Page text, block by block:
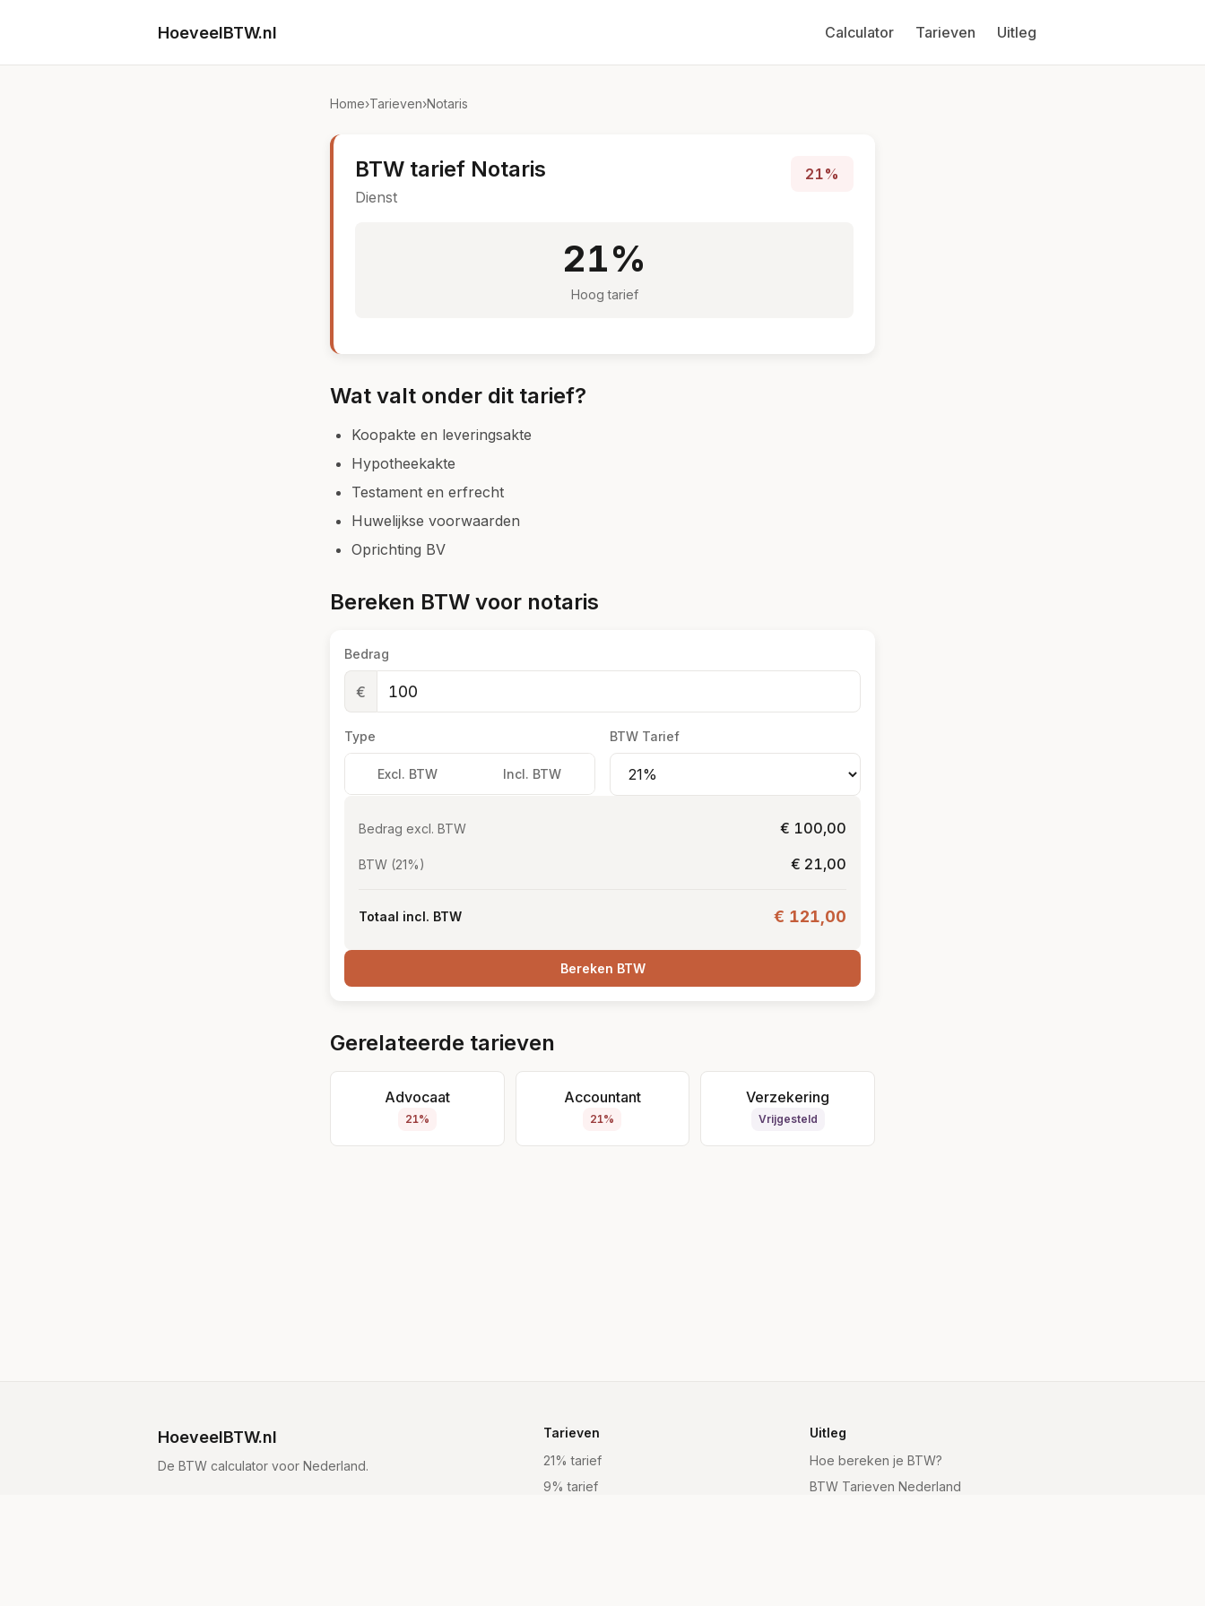
HoeveelBTW.nl Calculator Tarieven Uitleg
Home›Tarieven›Notaris
BTW tarief Notaris
Dienst
21%
21%
Hoog tarief
Wat valt onder dit tarief?
Koopakte en leveringsakte
Hypotheekakte
Testament en erfrecht
Huwelijkse voorwaarden
Oprichting BV
Bereken BTW voor notaris
Bedrag
€
Type
Excl. BTW Incl. BTW
BTW Tarief
Bedrag excl. BTW € 100,00
BTW (21%) € 21,00
Totaal incl. BTW € 121,00
Bereken BTW
Gerelateerde tarieven
Advocaat
21%
Accountant
21%
Verzekering
Vrijgesteld
HoeveelBTW.nl
De BTW calculator voor Nederland.
Tarieven
21% tarief
9% tarief
Uitleg
Hoe bereken je BTW?
BTW Tarieven Nederland